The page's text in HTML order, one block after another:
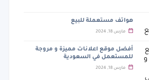
هواتف مستعملة للبيع
مارس 18, 2024
أفضل موقع اعلانات مميزة و مروجة
للمستعمل في السعودية
مارس 18, 2024